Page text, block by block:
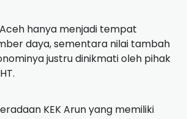
hanya menjadi tempat
daya, sementara nilai tambah
justru dinikmati oleh pihak
KEK Arun yang memiliki